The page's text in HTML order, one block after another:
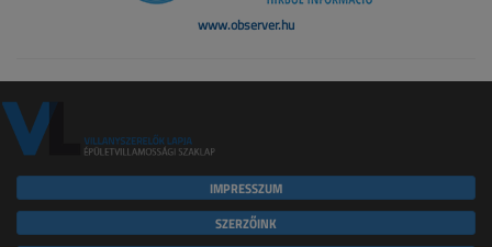
www.observer.hu
IMPRESSZUM
SZERZŐINK